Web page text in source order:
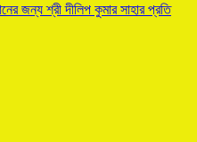
জন্য শ্রী দীলিপ কুমার সাহার প্রতি